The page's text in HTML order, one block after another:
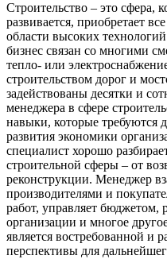
Строительство – это сфера,
развивается, приобретает
области высоких
бизнес связан со многими
тепло- или
строительством дорог и
задействованы десятки и
менеджера в сфере
навыки, которые требуются
развития экономики
специалист хорошо
строительной сферы – от
реконструкции. Менеджер
производителями и
работ, управляет бюджетом,
организации и многое
является востребованной и
перспективы для